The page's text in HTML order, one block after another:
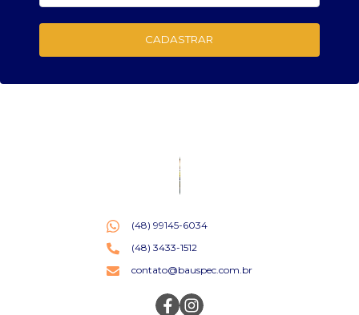
CADASTRAR
(48) 99145-6034
(48) 3433-1512
contato@bauspec.com.br